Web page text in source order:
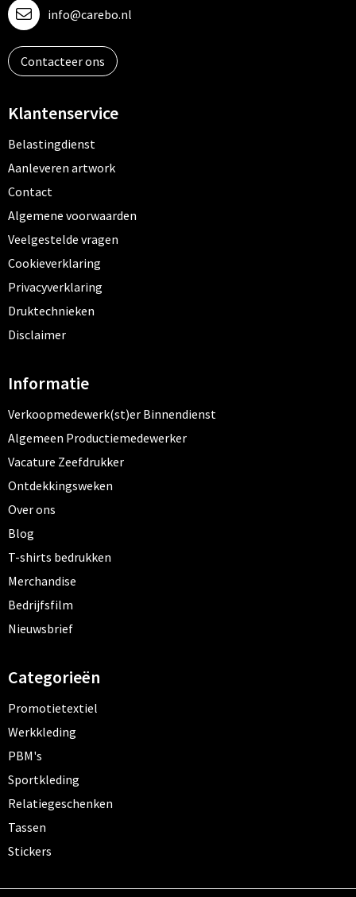
info@carebo.nl
Contacteer ons
Klantenservice
Belastingdienst
Aanleveren artwork
Contact
Algemene voorwaarden
Veelgestelde vragen
Cookieverklaring
Privacyverklaring
Druktechnieken
Disclaimer
Informatie
Verkoopmedewerk(st)er Binnendienst
Algemeen Productiemedewerker
Vacature Zeefdrukker
Ontdekkingsweken
Over ons
Blog
T-shirts bedrukken
Merchandise
Bedrijfsfilm
Nieuwsbrief
Categorieën
Promotietextiel
Werkkleding
PBM's
Sportkleding
Relatiegeschenken
Tassen
Stickers